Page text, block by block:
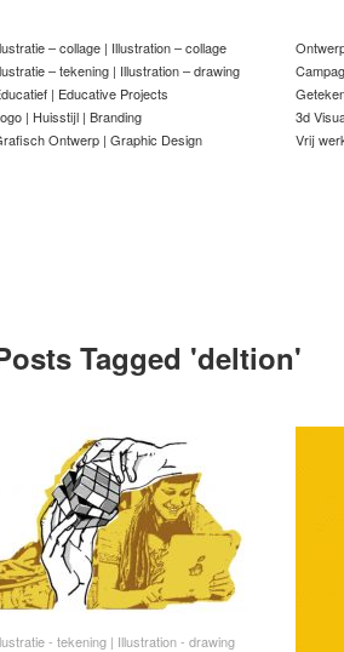
– collage | Illustration – collage
– tekening | Illustration – drawing
| Educative Projects
| Huisstijl | Branding
Ontwerp | Graphic Design
3d
Vrij
Tagged 'deltion'
- tekening | Illustration - drawing
- tekening | Illustration - drawing